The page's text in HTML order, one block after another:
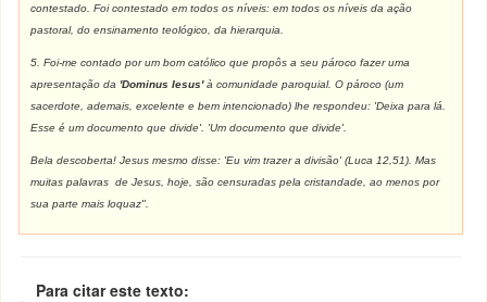
contestado. Foi contestado em todos os níveis: em todos os níveis da ação
pastoral, do ensinamento teológico, da hierarquia.
5. Foi-me contado por um bom católico que propôs a seu pároco fazer uma
apresentação da 'Dominus Iesus'à comunidade paroquial. O pároco (um
sacerdote, ademais, excelente e bem intencionado) lhe respondeu: 'Deixa para lá.
Esse é um documento que divide'. 'Um documento que divide'.
Bela descoberta! Jesus mesmo disse: 'Eu vim trazer a divisão' (Luca 12,51). Mas
muitas palavras de Jesus, hoje, são censuradas pela cristandade, ao menos por
sua parte mais loquaz".
Para citar este texto: